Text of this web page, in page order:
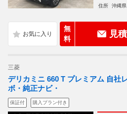
住所
沖縄
無
料
見
三菱
デリカミニ 660 T プレミアム 自社
ボ・純正ナビ・
保証付 購入プラン付き